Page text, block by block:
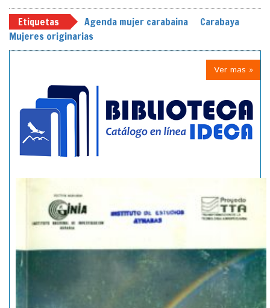
Etiquetas Agenda mujer carabaina
Carabaya
Mujeres originarias
Ver mas »